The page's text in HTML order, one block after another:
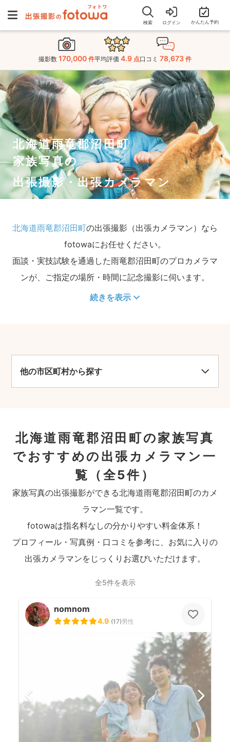
検索 ログイン かんたん予約
撮影数 170,000 件平均評価 4.9 点口コミ 78,673 件
北海道雨竜郡沼田町
家族写真の
出張撮影・出張カメラマン
北海道雨竜郡沼田町の出張撮影（出張カメラマン）なら
fotowaにお任せください。
面談・実技試験を通過した雨竜郡沼田町のプロカメラマ
ンが、ご指定の場所・時間に記念撮影に伺います。
続きを表示
他の市区町村から探す
北海道雨竜郡沼田町の家族写真
でおすすめの出張カメラマン一
覧
（全5件）
家族写真の出張撮影ができる北海道雨竜郡沼田町のカメ
ラマン一覧です。
fotowaは指名料なしの分かりやすい料金体系！
プロフィール・写真例・口コミを参考に、お気に入りの
出張カメラマンをじっくりお選びいただけます。
全5件を表示
nomnom
4.9 (17)男性